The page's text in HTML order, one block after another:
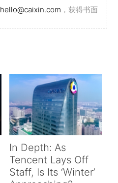
hello@caixin.com ，获得书面
In Depth: As
Tencent Lays Off
Staff, Is Its ‘Winter’